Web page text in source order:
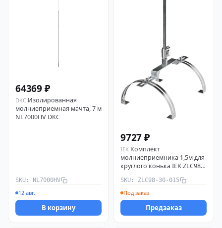
64369 ₽
DKC Изолированная
молниеприемная мачта, 7 м
NL7000HV DKC
SKU: NL7000HV
12 авг.
В корзину
9727 ₽
IEK Комплект
молниеприемника 1,5м для
круглого конька IEK ZLC98-
SKU: ZLC98-30-015
Под заказ
Предзаказ